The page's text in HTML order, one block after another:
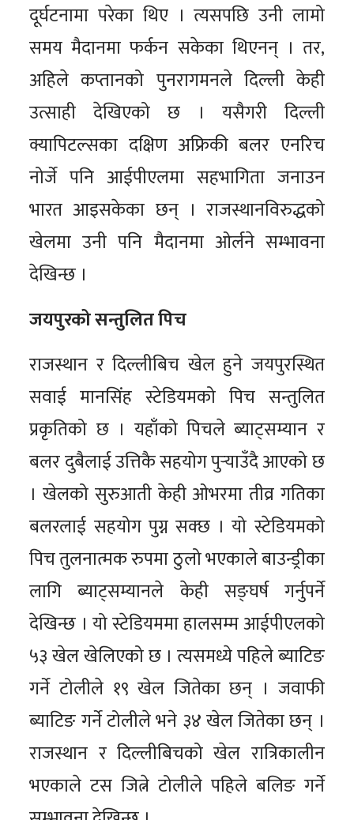
दूर्घटनामा परेका थिए । त्यसपछि उनी लामो
समय मैदानमा फर्कन सकेका थिएनन् । तर,
अहिले कप्तानको पुनरागमनले दिल्ली केही
उत्साही देखिएको छ । यसैगरी दिल्ली
क्यापिटल्सका दक्षिण अफ्रिकी बलर एनरिच
नोर्जे पनि आईपीएलमा सहभागिता जनाउन
भारत आइसकेका छन् । राजस्थानविरुद्धको
खेलमा उनी पनि मैदानमा ओर्लने सम्भावना
देखिन्छ ।
जयपुरको सन्तुलित पिच
राजस्थान र दिल्लीबिच खेल हुने जयपुरस्थित
सवाई मानसिंह स्टेडियमको पिच सन्तुलित
प्रकृतिको छ । यहाँको पिचले ब्याट्सम्यान र
बलर दुबैलाई उत्तिकै सहयोग पुर्‍याउँदै आएको छ
। खेलको सुरुआती केही ओभरमा तीव्र गतिका
बलरलाई सहयोग पुग्न सक्छ । यो स्टेडियमको
पिच तुलनात्मक रुपमा ठुलो भएकाले बाउन्ड्रीका
लागि ब्याट्सम्यानले केही सङ्घर्ष गर्नुपर्ने
देखिन्छ । यो स्टेडियममा हालसम्म आईपीएलको
५३ खेल खेलिएको छ । त्यसमध्ये पहिले ब्याटिङ
गर्ने टोलीले १९ खेल जितेका छन् । जवाफी
ब्याटिङ गर्ने टोलीले भने ३४ खेल जितेका छन् ।
राजस्थान र दिल्लीबिचको खेल रात्रिकालीन
भएकाले टस जित्ने टोलीले पहिले बलिङ गर्ने